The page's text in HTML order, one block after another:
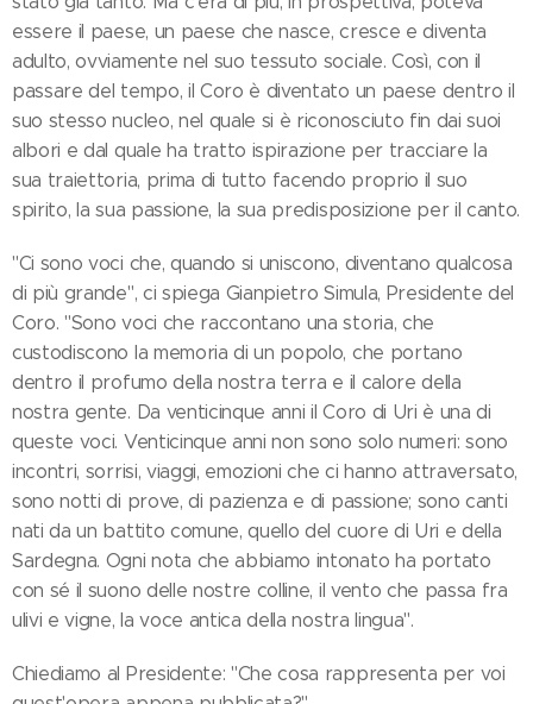
essere il paese, un paese che nasce, cresce e diventa
adulto, ovviamente nel suo tessuto sociale. Così, con il
passare del tempo, il Coro è diventato un paese dentro il
suo stesso nucleo, nel quale si è riconosciuto fin dai suoi
albori e dal quale ha tratto ispirazione per tracciare la
sua traiettoria, prima di tutto facendo proprio il suo
spirito, la sua passione, la sua predisposizione per il canto.
"Ci sono voci che, quando si uniscono, diventano qualcosa
di più grande", ci spiega Gianpietro Simula, Presidente del
Coro. "Sono voci che raccontano una storia, che
custodiscono la memoria di un popolo, che portano
dentro il profumo della nostra terra e il calore della
nostra gente. Da venticinque anni il Coro di Uri è una di
queste voci. Venticinque anni non sono solo numeri: sono
incontri, sorrisi, viaggi, emozioni che ci hanno attraversato,
sono notti di prove, di pazienza e di passione; sono canti
nati da un battito comune, quello del cuore di Uri e della
Sardegna. Ogni nota che abbiamo intonato ha portato
con sé il suono delle nostre colline, il vento che passa fra
ulivi e vigne, la voce antica della nostra lingua".
Chiediamo al Presidente: "Che cosa rappresenta per voi